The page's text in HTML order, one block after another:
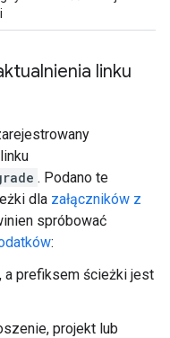
linku
. Podano te
dla załączników z
spróbować
:
, a prefiksem ścieżki jest
projekt lub